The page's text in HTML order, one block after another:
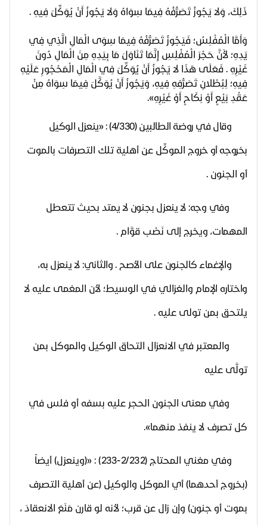
ذَلِكَ، وَلا يَجُوزُ تَصَرُّفُهُ فِيمَا سِوَاهُ وَلا يَجُوزُ أَنْ يُوَكِّلَ فِيهِ .
وَأَمَّا الْمُفْلِسُ؛ فَيَجُوزُ تَصَرُّفُهُ فِيمَا سِوَى الْمَالِ الَّذِي فِي
يَدِهِ؛ لأَنَّ حَجْرَ الْمُفْلِسِ إِنَّمَا تَنَاوَلَ مَا بِيَدِهِ مِنَ الْمَالِ دُونَ
غَيْرِهِ . فَعَلَى هَذَا لا يَجُوزُ أَنْ يُوَكِّلَ فِي الْمَالِ الْمَحْجُورِ عَلَيْهِ
فِيهِ؛ لِبُطْلانِ تَصَرُّفِهِ فِيهِ، وَيَجُوزُ أَنْ يُوَكَّلَ فِيمَا سِوَاهُ مِنْ
عَقْدِ بَيْعٍ أَوْ نِكَاحٍ أَوْ غَيْرِهِ».
وقال في روضة الطالبين (4/330) : « ينعزل الوكيل
بخروجه أو خروج الموكِّل عن أهلية تلك التصرفات بالموت
أو الجنون .
وفي وجه: لا ينعزل بجنون لا يمتد بحيث تتعطل
المهمات، ويخرج إلى نَصْب قوَّام .
والإغماء كالجنون على الأصح . والثاني: لا ينعزل به،
واختاره الإمام والغزالي في الوسيط؛ لأن المغمى عليه لا
يلتحق بمن تولى عليه .
والمعتبر في الانعزال التحاق الوكيل والموكل بمن
تولَّى عليه
وفي معنى الجنون الحجر عليه بسفه أو فلس في
كل تصرف لا ينفذ منهما».
وفي مغني المحتاج (2/232-233) : «(وينعزل) أيضاً
(بخروج أحدهما) أي الموكل والوكيل (عن أهلية التصرف
بموت أو جنون) وإن زال عن قرب؛ لأنه لو قارن مَنَعَ الانعقادَ ،